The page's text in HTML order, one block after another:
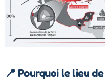
📍 Pourquoi le lieu